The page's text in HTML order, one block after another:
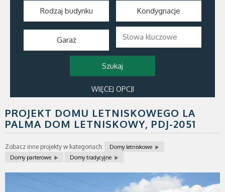
Rodzaj budynku Kondygnacje
Garaż
WIĘCEJ OPCJI
PROJEKT DOMU LETNISKOWEGO LA
PALMA DOM LETNISKOWY, PDJ-2051
Zobacz inne projekty w kategoriach:
Domy letniskowe
Domy parterowe
Domy tradycyjne